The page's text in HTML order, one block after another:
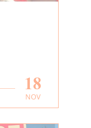
18
NOV